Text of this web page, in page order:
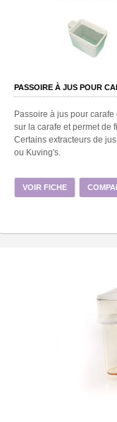
PASSOIRE À JUS POUR
Passoire à jus pour
sur la carafe et permet de
Certains extracteurs de
ou Kuving's.
VOIR FICHE